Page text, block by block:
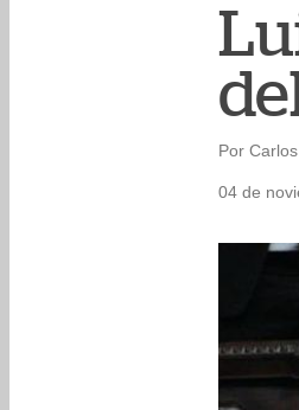
Por
04 de